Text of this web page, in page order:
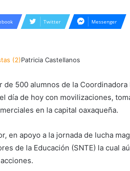
Twitter Messenger
Patricia Castellanos
de 500 alumnos de la Coordinadora
día de hoy con movilizaciones,
en la capital oaxaqueña.
en apoyo a la jornada de lucha
de la Educación (SNTE) la cual